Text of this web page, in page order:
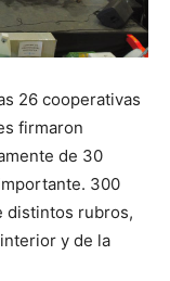
26 cooperativas
firmaron
de 30
300
distintos rubros,
y de la